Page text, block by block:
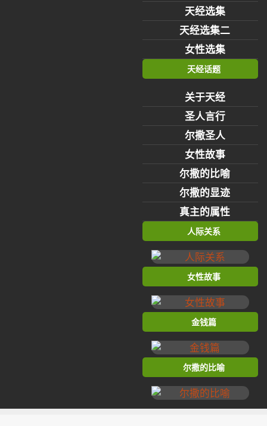
天经选集
天经选集二
女性选集
天经话题
关于天经
圣人言行
尔撒圣人
女性故事
尔撒的比喻
尔撒的显迹
真主的属性
人际关系
女性故事
金钱篇
尔撒的比喻